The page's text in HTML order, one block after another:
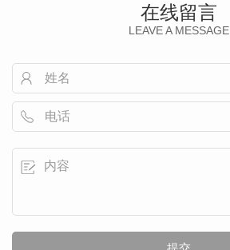
在线留言
LEAVE A MESSAGE